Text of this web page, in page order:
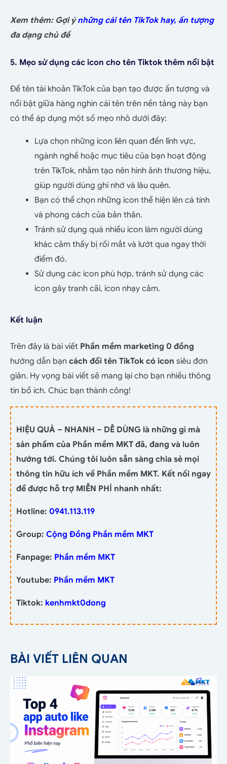
Xem thêm: Gợi ýnhững cái tên TikTok hay, ấn tượng
đa dạng chủ đề
5. Mẹo sử dụng các icon cho tên Tiktok thêm nổi bật
Để tên tài khoản TikTok của bạn tạo được ấn tượng và
nổi bật giữa hàng nghìn cái tên trên nền tảng này bạn
có thể áp dụng một số mẹo nhỏ dưới đây:
Lựa chọn những icon liên quan đến lĩnh vực,
ngành nghề hoặc mục tiêu của bạn hoạt động
trên TikTok, nhằm tạo nên hình ảnh thương hiệu,
giúp người dùng ghi nhớ và lâu quên.
Bạn có thể chọn những icon thể hiện lên cá tính
và phong cách của bản thân.
Tránh sử dụng quá nhiều icon làm người dùng
khác cảm thấy bị rối mắt và lướt qua ngay thời
điểm đó.
Sử dụng các icon phù hợp, tránh sử dụng các
icon gây tranh cãi, icon nhạy cảm.
Kết luận
Trên đây là bài viết Phần mềm marketing 0 đồng
hướng dẫn bạn cách đổi tên TikTok có icon siêu đơn
giản. Hy vọng bài viết sẽ mang lại cho bạn nhiều thông
tin bổ ích. Chúc bạn thành công!
HIỆU QUẢ – NHANH – DỄ DÙNG là những gì mà
sản phẩm của Phần mềm MKT đã, đang và luôn
hướng tới. Chúng tôi luôn sẵn sàng chia sẻ mọi
thông tin hữu ích về Phần mềm MKT. Kết nối ngay
để được hỗ trợ MIỄN PHÍ nhanh nhất:
Hotline: 0941.113.119
Group: Cộng Đồng Phần mềm MKT
Fanpage: Phần mềm MKT
Youtube: Phần mềm MKT
Tiktok: kenhmkt0dong
BÀI VIẾT LIÊN QUAN